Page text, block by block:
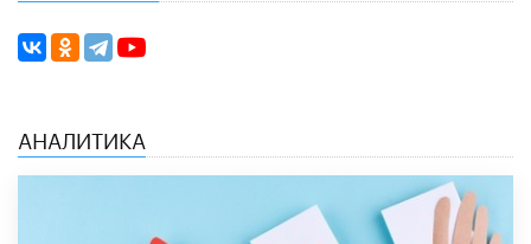
АНАЛИТИКА